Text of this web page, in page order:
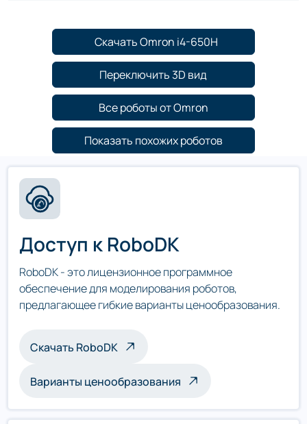
Скачать Omron i4-650H
Переключить 3D вид
Все роботы от Omron
Показать похожих роботов
Доступ к RoboDK
RoboDK - это лицензионное программное
обеспечение для моделирования роботов,
предлагающее гибкие варианты ценообразования.
Скачать RoboDK
Варианты ценообразования